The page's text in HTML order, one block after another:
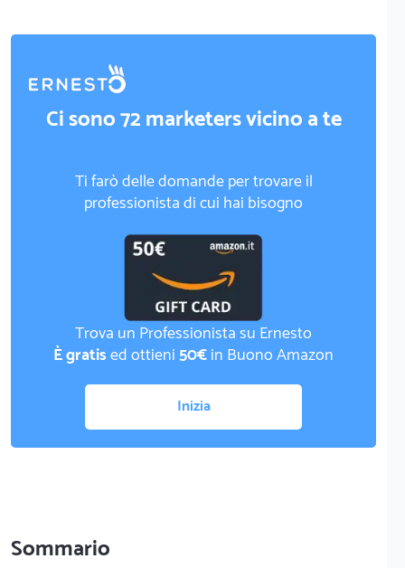
Ci sono 72 marketers vicino a te
Ti farò delle domande per trovare il
professionista di cui hai bisogno
Trova un Professionista su Ernesto
È gratised ottieni50€in Buono Amazon
Inizia
Sommario